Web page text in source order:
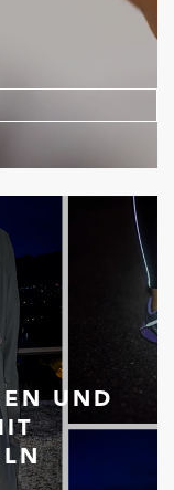
UND